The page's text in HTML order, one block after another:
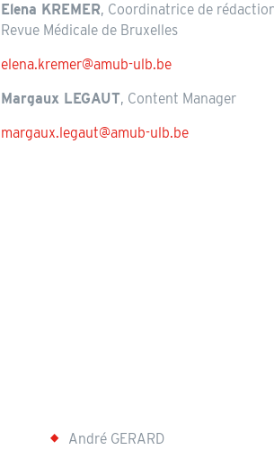
Elena KREMER, Coordinatrice de
Revue Médicale de Bruxelles
elena.kremer@amub-ulb.be
Margaux LEGAUT, Content Manager
margaux.legaut@amub-ulb.be
André GERARD